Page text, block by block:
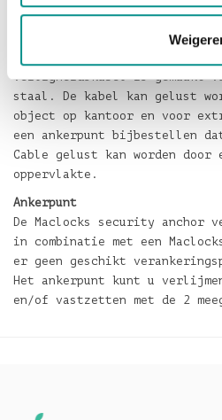
Alle Locks zijn gemaakt van
veiligheidskabel is gemaakt
staal. De kabel kan gelust
object op kantoor en voor
een ankerpunt bijbestellen
Cable gelust kan worden door
oppervlakte.
Ankerpunt
De Maclocks security anchor
in combinatie met een
er geen geschikt
Het ankerpunt kunt u
en/of vastzetten met de 2